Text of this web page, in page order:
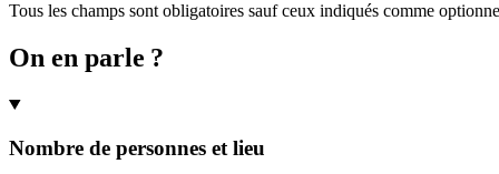
Tous les champs sont obligatoires sauf ceux indiqués comme
On en parle ?
Nombre de personnes et lieu